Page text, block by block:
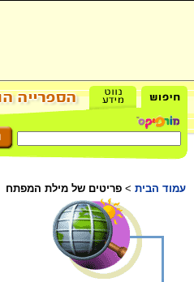
עמוד הבית > פריטים של מילת המפתח